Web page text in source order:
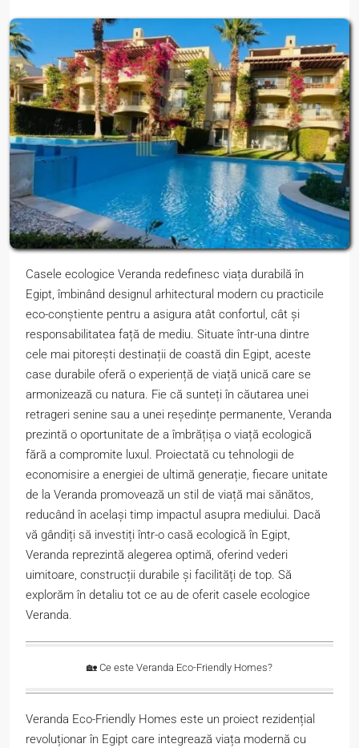
Casele ecologice Veranda redefinesc viața durabilă în
Egipt, îmbinând designul arhitectural modern cu practicile
eco-conștiente pentru a asigura atât confortul, cât și
responsabilitatea față de mediu. Situate într-una dintre
cele mai pitorești destinații de coastă din Egipt, aceste
case durabile oferă o experiență de viață unică care se
armonizează cu natura. Fie că sunteți în căutarea unei
retrageri senine sau a unei reședințe permanente, Veranda
prezintă o oportunitate de a îmbrățișa o viață ecologică
fără a compromite luxul. Proiectată cu tehnologii de
economisire a energiei de ultimă generație, fiecare unitate
de la Veranda promovează un stil de viață mai sănătos,
reducând în același timp impactul asupra mediului. Dacă
vă gândiți să investiți într-o casă ecologică în Egipt,
Veranda reprezintă alegerea optimă, oferind vederi
uimitoare, construcții durabile și facilități de top. Să
explorăm în detaliu tot ce au de oferit casele ecologice
Veranda.
🏡 Ce este Veranda Eco-Friendly Homes?
Veranda Eco-Friendly Homes este un proiect rezidențial
revoluționar în Egipt care integrează viața modernă cu